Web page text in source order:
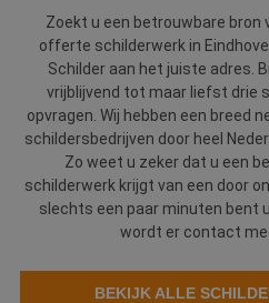
Tools
Kennisbank
Trainingen
Verfspuitbedrijf?
Zoeken naar een schilder
Tips
Garantie
Service
Waarom de betere schilder?
DIRECT EEN
Over ons
Nieuws & blog
Vacatures
Veelgestelde vragen
Zoekt u een betrouwbare bron
offerte schilderwerk in
Schilder aan het juiste adres.
vrijblijvend tot maar liefst drie
opvragen. Wij hebben een breed
schildersbedrijven door heel
Zo weet u zeker dat u een
schilderwerk krijgt van een door
slechts een paar minuten bent
wordt er contact
BEKIJK ALLE